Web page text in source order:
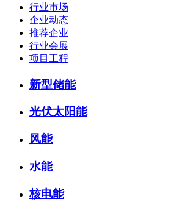
行业市场
企业动态
推荐企业
行业会展
项目工程
新型储能
光伏太阳能
风能
水能
核电能